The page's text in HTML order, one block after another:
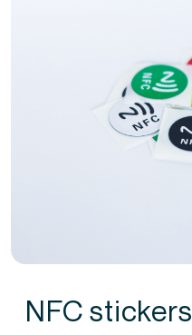
NFC stickers